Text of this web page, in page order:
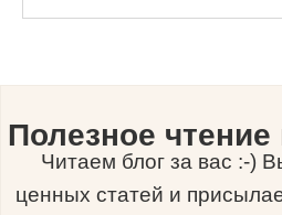
Полезное
Читаем блог за вас :-)
ценных статей и